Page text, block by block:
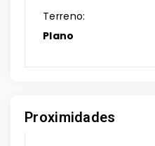
Terreno:
Plano
Proximidades